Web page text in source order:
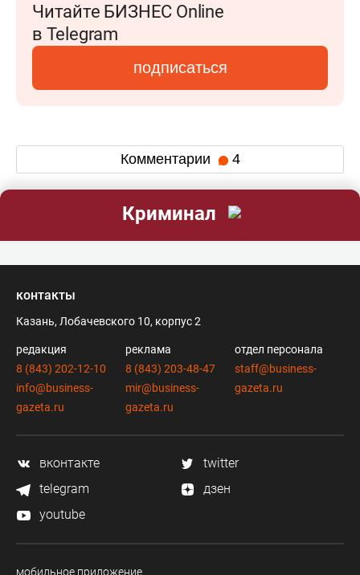
Читайте БИЗНЕС Online
в Telegram
подписаться
Комментарии 4
Криминал
контакты
Казань, Лобачевского 10, корпус 2
редакция
8 (843) 202-12-10
info@business-
gazeta.ru
реклама
8 (843) 203-48-47
mir@business-
gazeta.ru
отдел персонала
staff@business-
gazeta.ru
вконтакте
twitter
telegram
дзен
youtube
мобильное приложение